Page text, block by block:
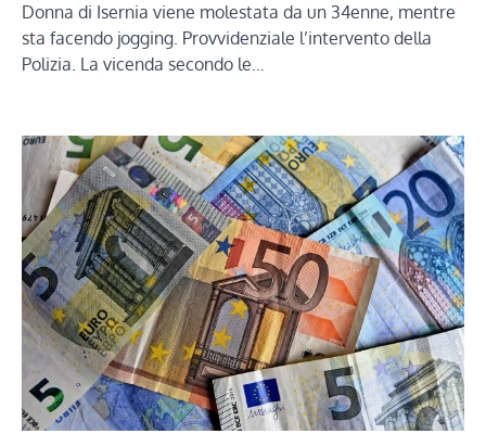
Donna di Isernia viene molestata da un 34enne, mentre
sta facendo jogging. Provvidenziale l’intervento della
Polizia. La vicenda secondo le…